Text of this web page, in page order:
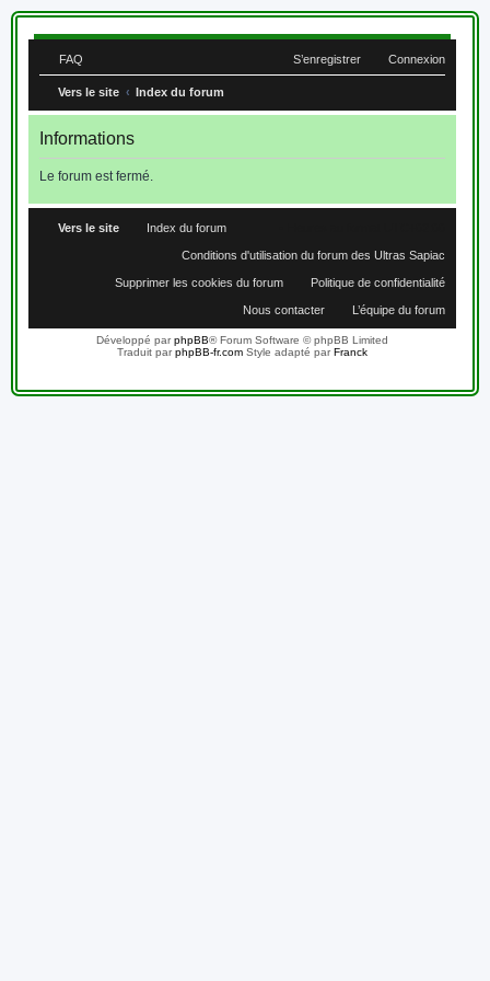
FAQ Connexion
S’enregistrer
Vers le site Index du forum
Informations
Le forum est fermé.
Vers le site Index du forum
Conditions d'utilisation du forum des Ultras Sapiac
Politique de confidentialité
Supprimer les cookies du forum
L’équipe du forum
Nous contacter
Développé parphpBB® Forum Software © phpBB Limited
Traduit parphpBB-fr.comStyle adapté parFranck